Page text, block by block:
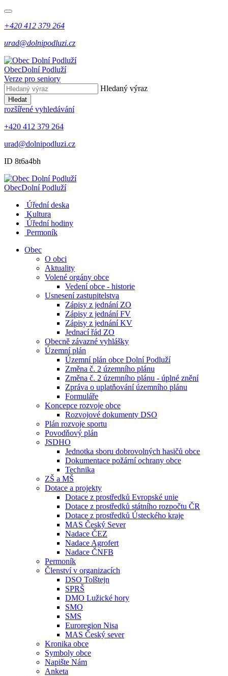
+420 412 379 264
urad@dolnipodluzi.cz
ObecDolní Podluží
Verze pro seniory
Hledaný výraz
Hledat
rozšířené vyhledávání
+420 412 379 264
urad@dolnipodluzi.cz
ID 8t6a4bh
ObecDolní Podluží
Úřední deska
Kultura
Úřední hodiny
Permoník
Obec
O obci
Aktuality
Volené orgány obce
Vedení obce - historie
Usnesení zastupitelstva
Zápisy z jednání ZO
Zápisy z jednání FV
Zápisy z jednání KV
Jednací řád ZO
Obecně závazné vyhlášky
Územní plán
Územní plán obce Dolní Podluží
Změna č. 2 územního plánu
Změna č. 2 územního plánu - úplné znění
Zpráva o uplatňování územního plánu
Formuláře
Koncepce rozvoje obce
Rozvojové dokumenty DSO
Plán rozvoje sportu
Povodňový plán
JSDHO
Jednotka sboru dobrovolných hasičů obce
Dokumentace požární ochrany obce
Technika
ZŠ a MŠ
Dotace a projekty
Dotace z prostředků Evropské unie
Dotace z prostředků státního rozpočtu ČR
Dotace z prostředků Ústeckého kraje
MAS Český Sever
Nadace ČEZ
Nadace Agrofert
Nadace ČNFB
Permoník
Členství v organizacích
DSO Tolštejn
SPRŠ
DMO Lužické hory
SMO
SMS
Euroregion Nisa
MAS Český sever
Kronika obce
Symboly obce
Napište Nám
Anketa